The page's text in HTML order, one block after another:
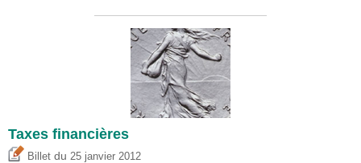
Taxes financières
Billet du 25 janvier 2012